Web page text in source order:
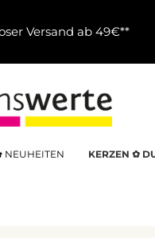
Versand ab 49€**
NEUHEITEN KERZEN ✿